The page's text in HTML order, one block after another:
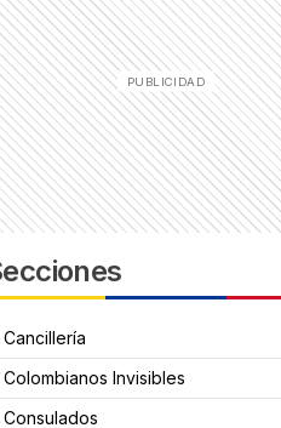
Cancillería
Colombianos Invisibles
Consulados